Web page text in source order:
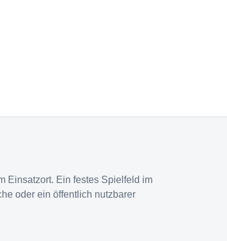
Einsatzort. Ein festes Spielfeld im
oder ein öffentlich nutzbarer